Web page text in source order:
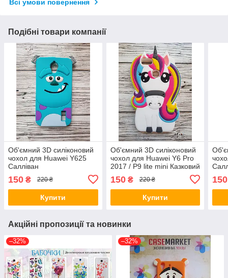
Всі умови повернення
Подібні товари компанії
Об'ємний 3D силіконовий
чохол для Huawei Y625
Салліван
150 ₴ 220 ₴
Купити
Об'ємний 3D силіконовий
чохол для Huawei Y6 Pro
2017 / P9 lite mini Казковий
150₴ 220 ₴
Купити
150
Акційні пропозиції та новинки
–32% –32%